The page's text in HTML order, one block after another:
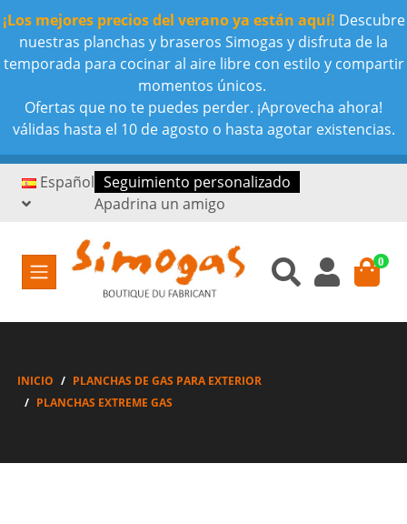
¡Los mejores precios del verano ya están aquí! Descubre
nuestras planchas y braseros Simogas y disfruta de la
temporada para cocinar al aire libre con estilo y compartir
momentos únicos.
Ofertas que no te puedes perder. ¡Aprovecha ahora!
válidas hasta el 10 de agosto o hasta agotar existencias.
Español Seguimiento personalizado
Apadrina un amigo
0
INICIO
PLANCHAS DE GAS PARA EXTERIOR
PLANCHAS EXTREME GAS